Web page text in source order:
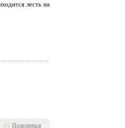
лесть на
Поделиться